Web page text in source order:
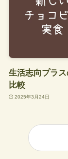
生活志向プラ
比較
2025年3月24日